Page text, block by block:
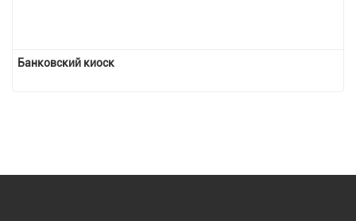
Банковский киоск